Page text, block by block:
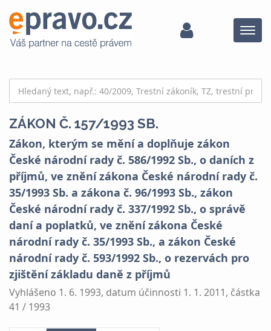
Menu
ZÁKON Č. 157/1993 SB.
Zákon, kterým se mění a doplňuje zákon
České národní rady č. 586/1992 Sb., o daních z
příjmů, ve znění zákona České národní rady č.
35/1993 Sb. a zákona č. 96/1993 Sb., zákon
České národní rady č. 337/1992 Sb., o správě
daní a poplatků, ve znění zákona České
národní rady č. 35/1993 Sb., a zákon České
národní rady č. 593/1992 Sb., o rezervách pro
zjištění základu daně z příjmů
Vyhlášeno 1. 6. 1993, datum účinnosti 1. 1. 2011, částka
41 / 1993